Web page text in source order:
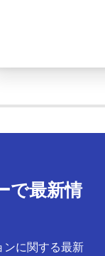
み合わせてグロ
で最新情
ンに関する最新